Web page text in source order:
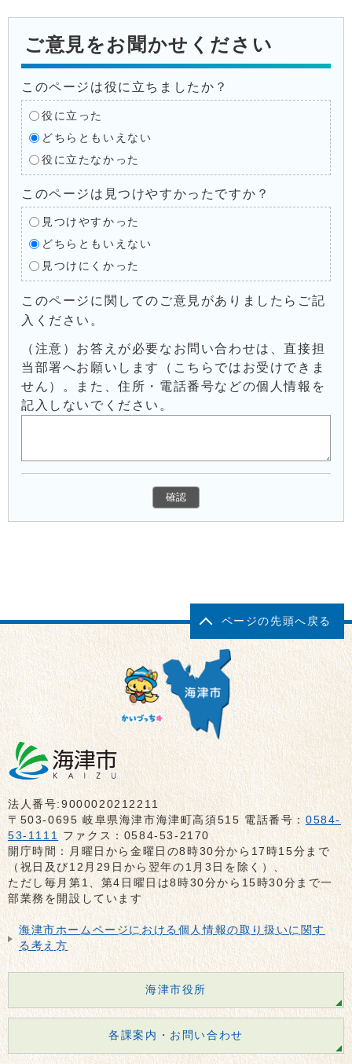
ご意見をお聞かせください
このページは役に立ちましたか？
役に立った
どちらともいえない
役に立たなかった
このページは見つけやすかったですか？
見つけやすかった
どちらともいえない
見つけにくかった
このページに関してのご意見がありましたらご記
入ください。
（注意）お答えが必要なお問い合わせは、直接担
当部署へお願いします（こちらではお受けできま
せん）。また、住所・電話番号などの個人情報を
記入しないでください。
ページの先頭へ戻る
法人番号:9000020212211
〒503-0695 岐阜県海津市海津町高須515 電話番号：0584-
53-1111 ファクス：0584-53-2170
開庁時間：月曜日から金曜日の8時30分から17時15分まで
（祝日及び12月29日から翌年の1月3日を除く）、
ただし毎月第1、第4日曜日は8時30分から15時30分まで一
部業務を開設しています
海津市ホームページにおける個人情報の取り扱いに関す
る考え方
海津市役所
各課案内・お問い合わせ